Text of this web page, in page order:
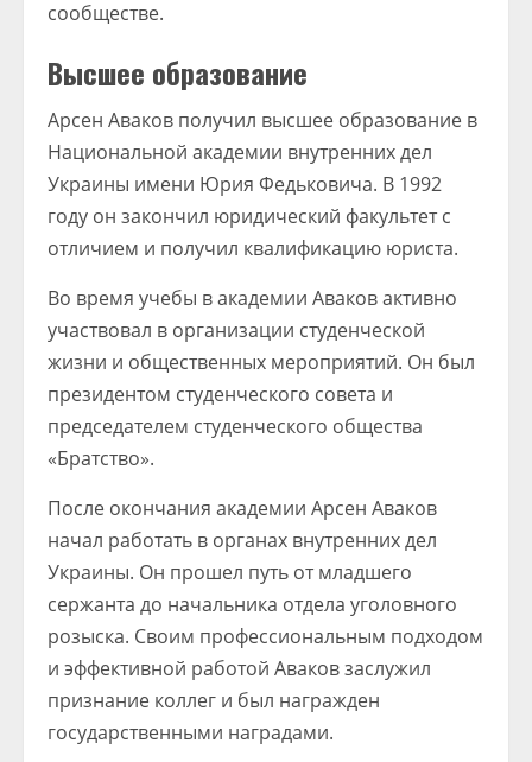
сообществе.
Высшее образование
Арсен Аваков получил высшее образование в
Национальной академии внутренних дел
Украины имени Юрия Федьковича. В 1992
году он закончил юридический факультет с
отличием и получил квалификацию юриста.
Во время учебы в академии Аваков активно
участвовал в организации студенческой
жизни и общественных мероприятий. Он был
президентом студенческого совета и
председателем студенческого общества
«Братство».
После окончания академии Арсен Аваков
начал работать в органах внутренних дел
Украины. Он прошел путь от младшего
сержанта до начальника отдела уголовного
розыска. Своим профессиональным подходом
и эффективной работой Аваков заслужил
признание коллег и был награжден
государственными наградами.